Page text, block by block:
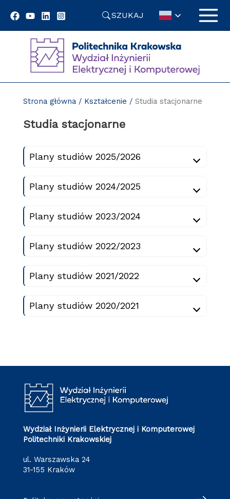
SZUKAJ
Strona główna/ Kształcenie / Studia stacjonarne
Studia stacjonarne
Plany studiów 2025/2026
Plany studiów 2024/2025
Plany studiów 2023/2024
Plany studiów 2022/2023
Plany studiów 2021/2022
Plany studiów 2020/2021
Wydział Inżynierii Elektrycznej i Komputerowej
Politechniki Krakowskiej
ul. Warszawska 24
31-155 Kraków